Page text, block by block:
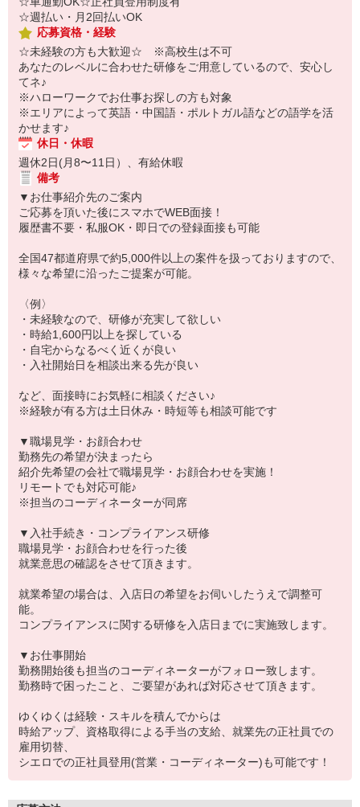
☆週払い・月2回払いOK
応募資格・経験
☆未経験の方も大歓迎☆ ※高校生は不可
あなたのレベルに合わせた研修をご用意しているので、安心し
てネ♪
※ハローワークでお仕事お探しの方も対象
※エリアによって英語・中国語・ポルトガル語などの語学を活
かせます♪
休日・休暇
週休2日(月8〜11日）、有給休暇
備考
▼お仕事紹介先のご案内
ご応募を頂いた後にスマホでWEB面接！
履歴書不要・私服OK・即日での登録面接も可能
全国47都道府県で約5,000件以上の案件を扱っておりますので、
様々な希望に沿ったご提案が可能。
〈例〉
・未経験なので、研修が充実して欲しい
・時給1,600円以上を探している
・自宅からなるべく近くが良い
・入社開始日を相談出来る先が良い
など、面接時にお気軽に相談ください♪
※経験が有る方は土日休み・時短等も相談可能です
▼職場見学・お顔合わせ
勤務先の希望が決まったら
紹介先希望の会社で職場見学・お顔合わせを実施！
リモートでも対応可能♪
※担当のコーディネーターが同席
▼入社手続き・コンプライアンス研修
職場見学・お顔合わせを行った後
就業意思の確認をさせて頂きます。
就業希望の場合は、入店日の希望をお伺いしたうえで調整可
能。
コンプライアンスに関する研修を入店日までに実施致します。
▼お仕事開始
勤務開始後も担当のコーディネーターがフォロー致します。
勤務時で困ったこと、ご要望があれば対応させて頂きます。
ゆくゆくは経験・スキルを積んでからは
時給アップ、資格取得による手当の支給、就業先の正社員での
雇用切替、
シエロでの正社員登用(営業・コーディネーター)も可能です！